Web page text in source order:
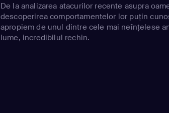
De la analizarea atacurilor recente asupra
descoperirea comportamentelor lor puțin
apropiem de unul dintre cele mai neînțelese
lume, incredibilul rechin.